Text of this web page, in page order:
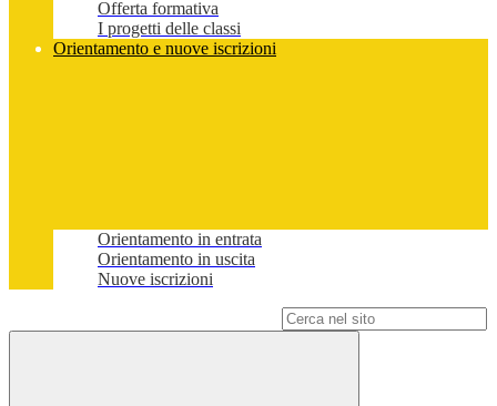
Offerta formativa
I progetti delle classi
Orientamento e nuove iscrizioni
Orientamento in entrata
Orientamento in uscita
Nuove iscrizioni